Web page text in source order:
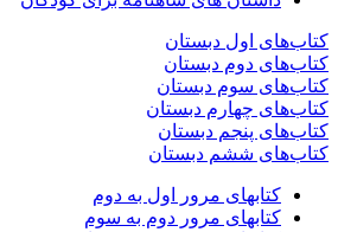
کتاب‌های اول دبستان
کتاب‌های دوم دبستان
کتاب‌های سوم دبستان
کتاب‌های چهارم دبستان
کتاب‌های پنجم دبستان
کتاب‌های ششم دبستان
کتابهای مرور اول به دوم
کتابهای مرور دوم به سوم